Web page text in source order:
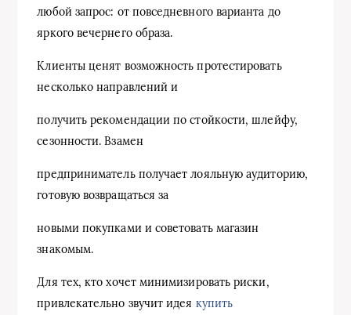
любой запрос: от повседневного варианта до
яркого вечернего образа.
Клиенты ценят возможность протестировать
несколько направлений и
получить рекомендации по стойкости, шлейфу,
сезонности. Взамен
предприниматель получает лояльную аудиторию,
готовую возвращаться за
новыми покупками и советовать магазин
знакомым.
Для тех, кто хочет минимизировать риски,
привлекательно звучит идея купить